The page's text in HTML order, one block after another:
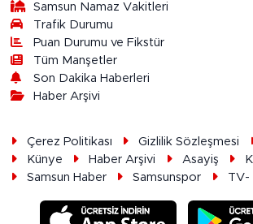
Samsun Namaz Vakitleri
Trafik Durumu
Puan Durumu ve Fikstür
Tüm Manşetler
Son Dakika Haberleri
Haber Arşivi
Çerez Politikası Gizlilik Sözleşmesi
Künye
Haber Arşivi Asayiş
Samsun Haber
Samsunspor TV-